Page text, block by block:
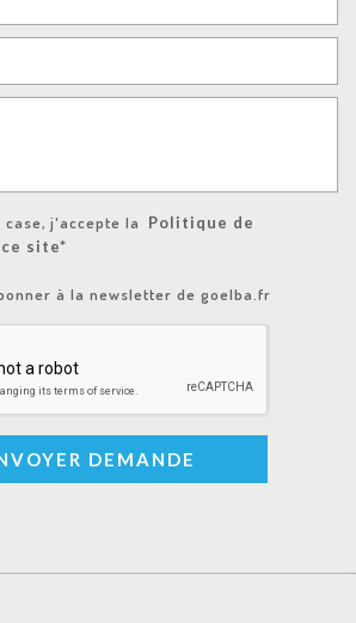
j'accepte la
Politique de
site*
à la newsletter de goelba.fr
DEMANDE